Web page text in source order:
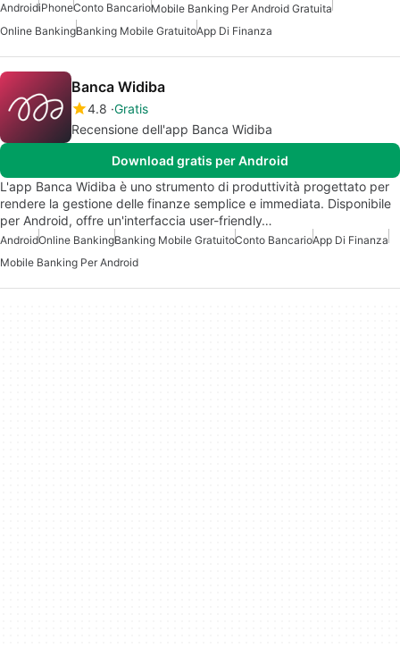
AndroidiPhoneConto BancarioMobile Banking Per Android Gratuita
Online BankingBanking Mobile GratuitoApp Di Finanza
Banca Widiba
4.8 Gratis
Recensione dell'app Banca Widiba
Download gratis per Android
L'app Banca Widiba è uno strumento di produttività progettato per
rendere la gestione delle finanze semplice e immediata. Disponibile
per Android, offre un'interfaccia user-friendly…
AndroidOnline BankingBanking Mobile GratuitoConto BancarioApp Di Finanza
Mobile Banking Per Android